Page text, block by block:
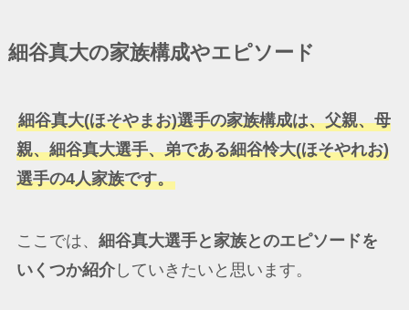
細谷真大の家族構成やエピソード
細谷真大(ほそやまお)選手の家族構成は、父親、母
親、細谷真大選手、弟である細谷怜大(ほそやれお)
選手の4人家族です。
ここでは、 細谷真大選手と家族とのエピソードを
いくつか紹介していきたいと思います。